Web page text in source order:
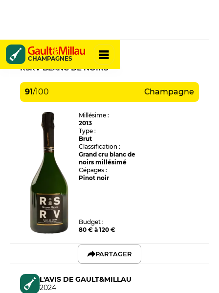
CHAMPAGNES
G.H. Mumm
RSRV BLANC DE NOIRS
91/100 Champagne
Millésime :
2013
Type :
Brut
Classification :
Grand cru blanc de
noirs millésimé
Cépages :
Pinot noir
Budget :
80 € à 120 €
PARTAGER
L'AVIS DE GAULT&MILLAU
2024